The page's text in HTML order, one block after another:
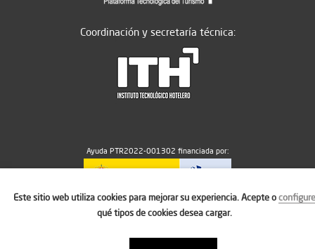
Coordinación y secretaría técnica:
Ayuda PTR2022-001302 financiada por:
MICIU/AEI/10.13039/501100011033
Este sitio web utiliza cookies para mejorar su experiencia. Acepte oconfigure
qué tipos de cookies desea cargar.